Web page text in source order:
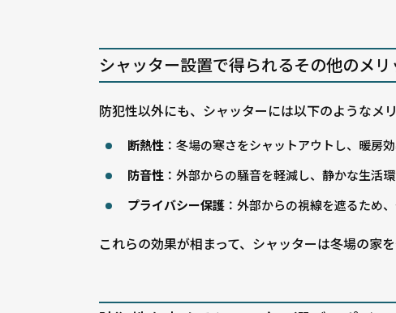
シャッター設置で得られるその他のメリ
防犯性以外にも、シャッターには以下のようなメ
断熱性 ：冬場の寒さをシャットアウトし、暖房効
防音性 ：外部からの騒音を軽減し、静かな生活環
プライバシー保護 ：外部からの視線を遮るため
これらの効果が相まって、シャッターは冬場の家